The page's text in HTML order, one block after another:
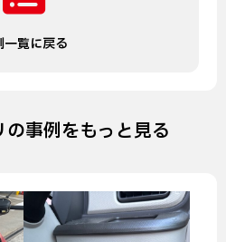
一覧に戻る
の事例をもっと見る